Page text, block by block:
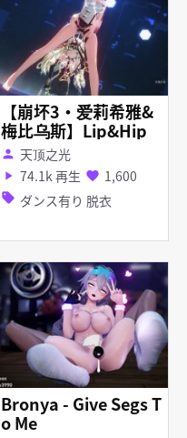
【崩坏3・爱莉希雅&
梅比乌斯】Lip&Hip
person 天顶之光
play_arrow 74.1k 再生 favorite 1,600
sell ダンス有り 脱衣
Bronya - Give Segs T
o Me